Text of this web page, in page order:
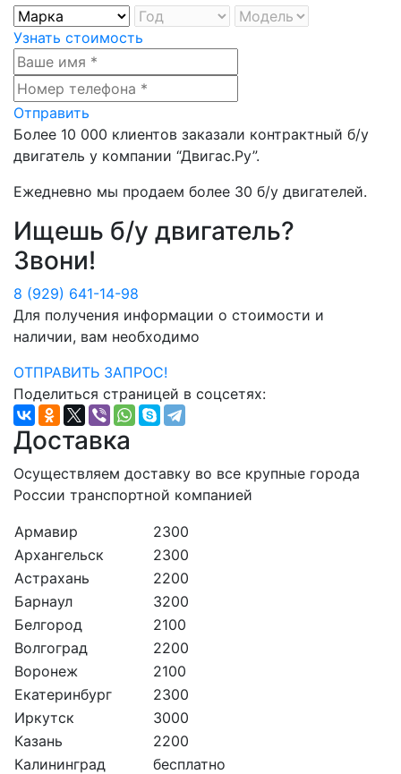
Узнать стоимость
Отправить
Более 10 000 клиентов заказали контрактный б/у
двигатель у компании “Двигас.Ру”.
Ежедневно мы продаем более 30 б/у двигателей.
Ищешь б/у двигатель?
Звони!
8 (929) 641-14-98
Для получения информации о стоимости и
наличии, вам необходимо
ОТПРАВИТЬ ЗАПРОС!
Поделиться страницей в соцсетях:
Доставка
Осуществляем доставку во все крупные города
России транспортной компанией
Армавир
2300
Архангельск
2300
Астрахань
2200
Барнаул
3200
Белгород
2100
Волгоград
2200
Воронеж
2100
Екатеринбург
2300
Иркутск
3000
Казань
2200
Калининград
бесплатно